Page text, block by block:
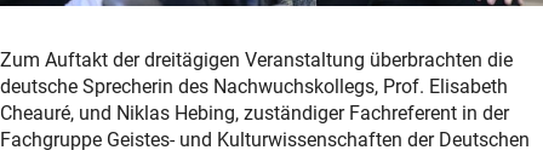
Zum Auftakt der dreitägigen Veranstaltung überbrachten die
deutsche Sprecherin des Nachwuchskollegs, Prof. Elisabeth
Cheauré, und Niklas Hebing, zuständiger Fachreferent in der
Fachgruppe Geistes- und Kulturwissenschaften der Deutschen